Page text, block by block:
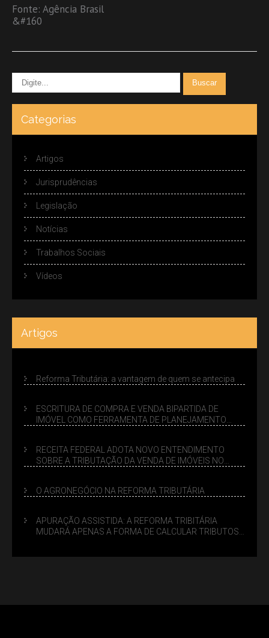
Fonte: Agência Brasil
&#160
Categorias
Artigos
Jurisprudências
Legislação
Notícias
Trabalhos Sociais
Vídeos
Artigos
Reforma Tributária: a vantagem de quem se antecipa
ESCRITURA DE COMPRA E VENDA BIPARTIDA DE
IMÓVEL COMO FERRAMENTA DE PLANEJAMENTO
RECEITA FEDERAL ADOTA NOVO ENTENDIMENTO
SOBRE A TRIBUTAÇÃO DA VENDA DE IMÓVEIS NO
O AGRONEGÓCIO NA REFORMA TRIBUTÁRIA
APURAÇÃO ASSISTIDA: A REFORMA TRIBITÁRIA
MUDARÁ APENAS A FORMA DE CALCULAR TRIBUTOS